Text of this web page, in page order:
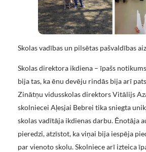
Skolas vadības un pilsētas pašvaldības
Skolas direktora ikdiena – īpašs
bija tas, ka ēnu devēju rindās bija arī
Zinātņu vidusskolas direktors Vitālijs
skolniecei Aļesjai Bebrei tika sniegta
skolas vadītāja ikdienas darbu. Ēnotāja
pieredzi, atzīstot, ka viņai bija iespēja
par vienoto skolu. Skolniece arī izteica